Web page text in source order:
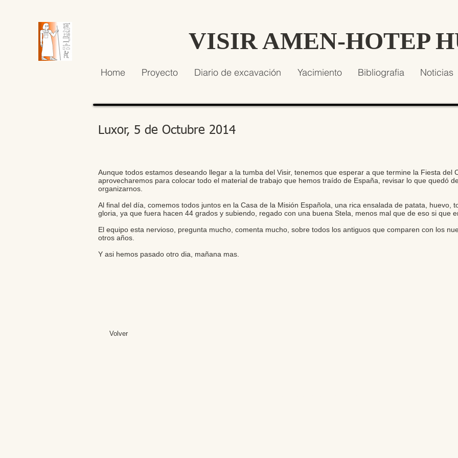
VISIR AMEN-HOTEP
Home Proyecto Diario de excavación Yacimiento Bibliografia Noticias
Luxor, 5 de Octubre 2014
Aunque todos estamos deseando llegar a la tumba del Visir, tenemos que esperar a que termine la Fiesta del
aprovecharemos para colocar todo el material de trabajo que hemos traído de España, revisar lo que quedó
organizarnos.
Al final del día, comemos todos juntos en la Casa de la Misión Española, una rica ensalada de patata, huevo,
gloria, ya que fuera hacen 44 grados y subiendo, regado con una buena Stela, menos mal que de eso si que
El equipo esta nervioso, pregunta mucho, comenta mucho, sobre todos los antiguos que comparen con los
otros años.
Y asi hemos pasado otro dia, mañana mas.
Volver